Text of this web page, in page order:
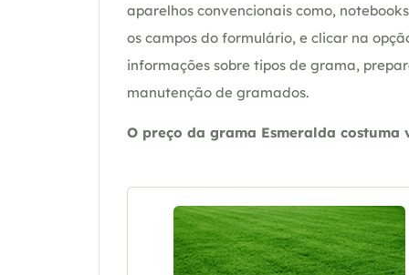
aparelhos convencionais como,
os campos do formulário, e clicar na
informações sobre tipos de grama,
manutenção de gramados.
O preço da grama Esmeralda